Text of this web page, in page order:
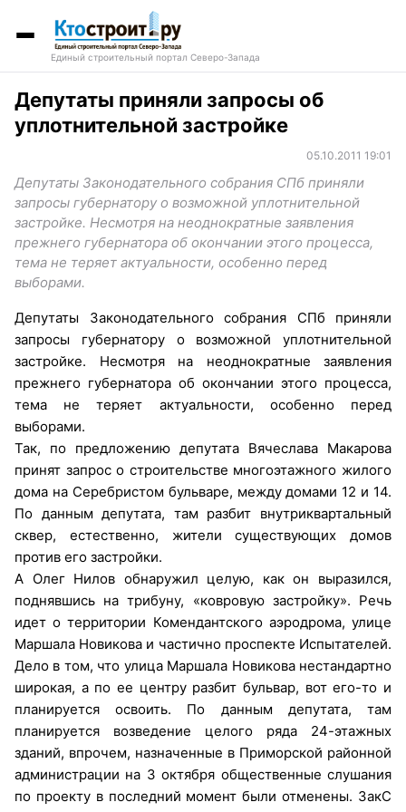
Единый строительный портал Северо-Запада
Депутаты приняли запросы об
уплотнительной застройке
05.10.2011 19:01
Депутаты Законодательного собрания СПб приняли
запросы губернатору о возможной уплотнительной
застройке. Несмотря на неоднократные заявления
прежнего губернатора об окончании этого процесса,
тема не теряет актуальности, особенно перед
выборами.
Депутаты Законодательного собрания СПб приняли
запросы губернатору о возможной уплотнительной
застройке. Несмотря на неоднократные заявления
прежнего губернатора об окончании этого процесса,
тема не теряет актуальности, особенно перед
выборами.
Так, по предложению депутата Вячеслава Макарова
принят запрос о строительстве многоэтажного жилого
дома на Серебристом бульваре, между домами 12 и 14.
По данным депутата, там разбит внутриквартальный
сквер, естественно, жители существующих домов
против его застройки.
А Олег Нилов обнаружил целую, как он выразился,
поднявшись на трибуну, «ковровую застройку». Речь
идет о территории Комендантского аэродрома, улице
Маршала Новикова и частично проспекте Испытателей.
Дело в том, что улица Маршала Новикова нестандартно
широкая, а по ее центру разбит бульвар, вот его-то и
планируется освоить. По данным депутата, там
планируется возведение целого ряда 24-этажных
зданий, впрочем, назначенные в Приморской районной
администрации на 3 октября общественные слушания
по проекту в последний момент были отменены. ЗакС